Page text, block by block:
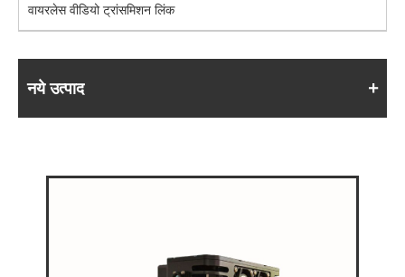
वायरलेस वीडियो ट्रांसमिशन लिंक
नये उत्पाद